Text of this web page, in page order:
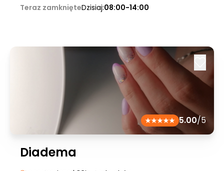
Teraz zamknięteDzisiaj:08:00-14:00
5.00/5
Diadema